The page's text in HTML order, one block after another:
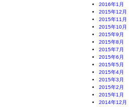
2016年1月
2015年12月
2015年11月
2015年10月
2015年9月
2015年8月
2015年7月
2015年6月
2015年5月
2015年4月
2015年3月
2015年2月
2015年1月
2014年12月